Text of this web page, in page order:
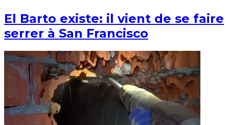
El Barto existe: il vient de se faire
serrer à San Francisco